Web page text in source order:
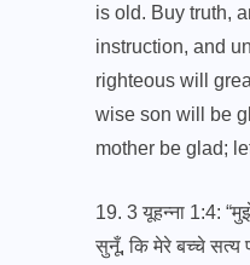
is old. Buy truth,
instruction, and
righteous will
wise son will be
mother be glad;
19. 3 यूहन्ना 1:4:
सुनूँ, कि मेरे बच्‍चे सत्य